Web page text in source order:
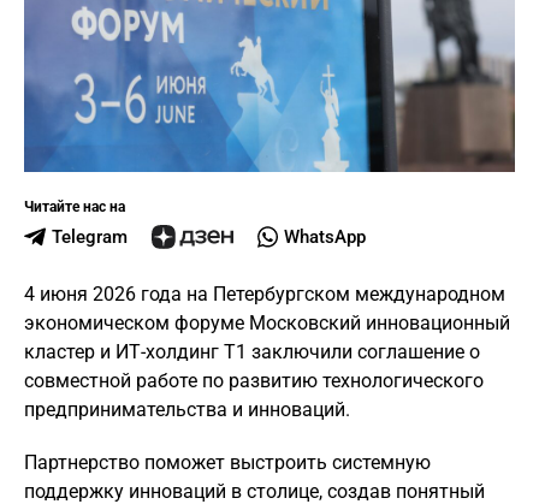
Читайте нас на
Telegram WhatsApp
4 июня 2026 года на Петербургском международном
экономическом форуме Московский инновационный
кластер и ИТ-холдинг Т1 заключили соглашение о
совместной работе по развитию технологического
предпринимательства и инноваций.
Партнерство поможет выстроить системную
поддержку инноваций в столице, создав понятный